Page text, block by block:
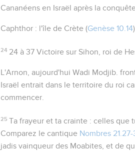
Cananéens en Israël après la
Caphthor : l'île de Crète (Genèse 10.14).
24 24 à 37 Victoire sur Sihon, roi de
L'Arnon , aujourd'hui Wadi Modjib.
Israël entrait dans le territoire du roi
commencer.
25 Ta frayeur et ta crainte : celles que
Comparez le cantique Nombres 21.27-
jadis vainqueur des Moabites, et de